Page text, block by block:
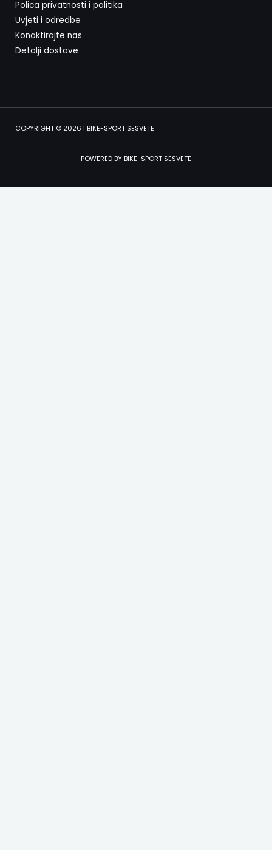
Polica privatnosti i politika
Uvjeti i odredbe
Konaktirajte nas
Detalji dostave
COPYRIGHT © 2026 | BIKE-SPORT SESVETE
POWERED BY BIKE-SPORT SESVETE